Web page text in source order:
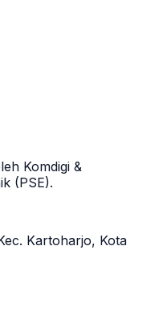
Komdigi &
(PSE).
Kartoharjo, Kota